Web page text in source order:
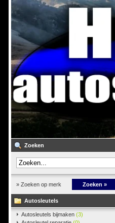
Zoeken
» Zoeken op merk Zoeken »
Autosleutels
Autosleutels bijmaken (3)